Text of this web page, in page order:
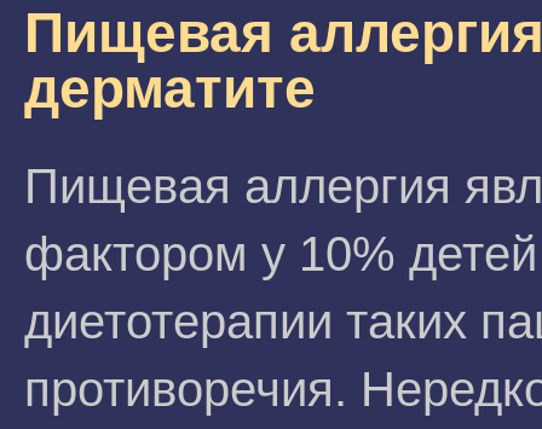
Пищевая
дерматите
Пищевая аллергия
фактором у 10%
диетотерапии таких
противоречия.